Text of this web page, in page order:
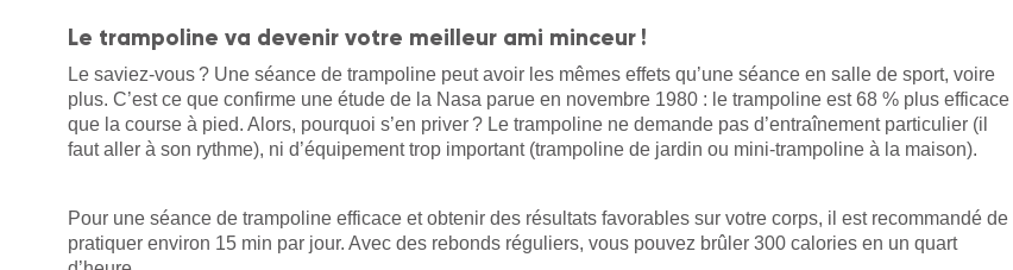
Le trampoline va devenir votre meilleur ami minceur !
Le saviez-vous ? Une séance de trampoline peut avoir les mêmes effets qu’une séance en salle de sport, voire
plus. C’est ce que confirme une étude de la Nasa parue en novembre 1980 : le trampoline est 68 % plus efficace
que la course à pied. Alors, pourquoi s’en priver ? Le trampoline ne demande pas d’entraînement particulier (il
faut aller à son rythme), ni d’équipement trop important (trampoline de jardin ou mini-trampoline à la maison).
Pour une séance de trampoline efficace et obtenir des résultats favorables sur votre corps, il est recommandé de
pratiquer environ 15 min par jour. Avec des rebonds réguliers, vous pouvez brûler 300 calories en un quart